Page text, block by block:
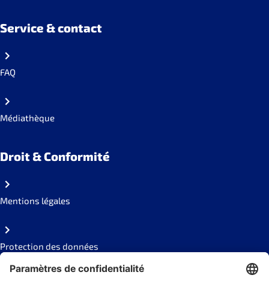
Service & contact
FAQ
Médiathèque
Droit & Conformité
Mentions légales
Protection des données